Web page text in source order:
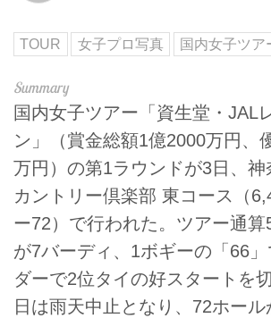
TOUR 女子プロ写真 国内女子ツア
国内女子ツアー「資生堂・JAL
ン」（賞金総額1億2000万円、
万円）の第1ラウンドが3日、神
カントリー倶楽部 東コース（
ー72）で行われた。ツアー通
が7バーディ、1ボギーの「66
ダーで2位タイの好スタートを
日は雨天中止となり、72ホー